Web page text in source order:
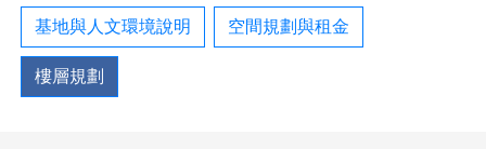
基地與人文環境說明 空間規劃與租金
樓層規劃